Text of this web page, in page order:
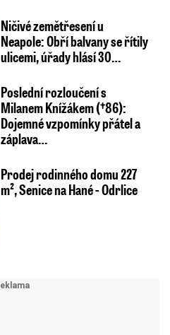
Ničivé zemětřesení u
Neapole: Obří balvany se řítily
ulicemi, úřady hlásí 30…
Poslední rozloučení s
Milanem Knížákem (†86):
Dojemné vzpomínky přátel a
záplava…
Prodej rodinného domu 227
m², Senice na Hané - Odrlice